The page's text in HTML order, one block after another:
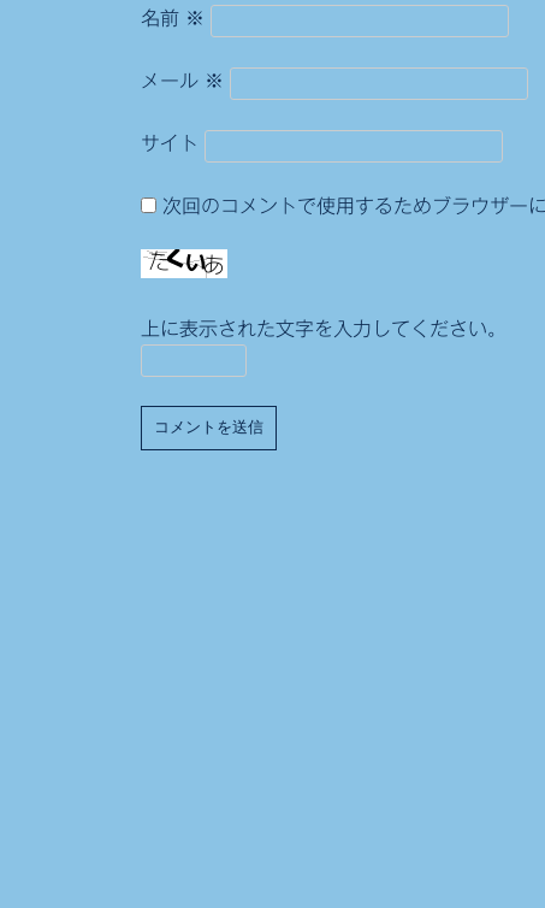
名前 ※
メール ※
サイト
次回のコメントで使用するためブラウザー
上に表示された文字を入力してください。